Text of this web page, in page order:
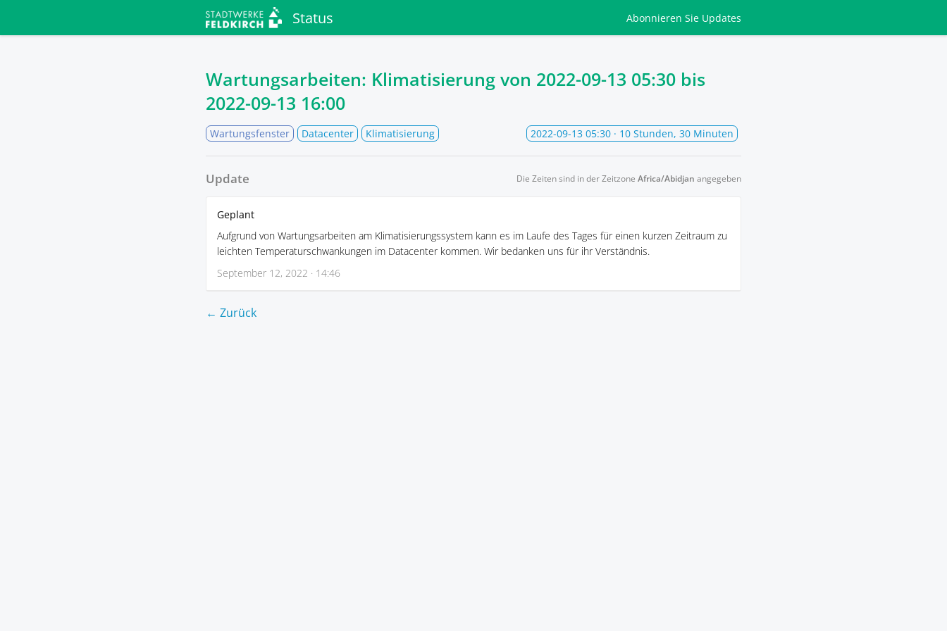
Status Abonnieren Sie Updates
Wartungsarbeiten: Klimatisierung von 2022-09-13 05:30 bis
2022-09-13 16:00
Wartungsfenster Datacenter Klimatisierung 2022-09-13 05:30 · 10 Stunden, 30 Minuten
Update Die Zeiten sind in der Zeitzone Africa/Abidjan angegeben
Geplant
Aufgrund von Wartungsarbeiten am Klimatisierungssystem kann es im Laufe des Tages für einen kurzen Zeitraum zu
leichten Temperaturschwankungen im Datacenter kommen. Wir bedanken uns für ihr Verständnis.
September 12, 2022 · 14:46
← Zurück